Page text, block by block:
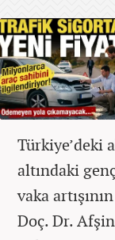
Türkiye’deki
altındaki
vaka
Doç. Dr.